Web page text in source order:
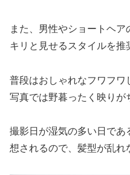
また、男性やショートヘ
キリと見せるスタイルを推
普段はおしゃれなフワフ
写真では野暮ったく映りが
撮影日が湿気の多い日であ
想されるので、髪型が乱れ